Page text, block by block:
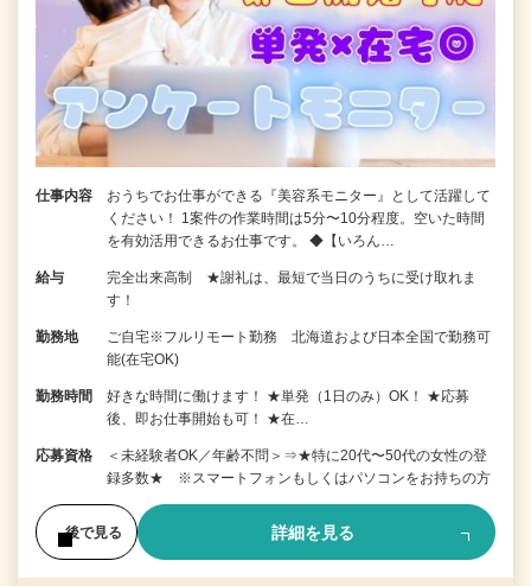
仕事内容
おうちでお仕事ができる『美容系モニター』として活躍して
ください！ 1案件の作業時間は5分〜10分程度。空いた時間
を有効活用できるお仕事です。 ◆【いろん…
給与
完全出来高制 ★謝礼は、最短で当日のうちに受け取れま
す！
勤務地
ご自宅※フルリモート勤務 北海道および日本全国で勤務可
能(在宅OK)
勤務時間
好きな時間に働けます！ ★単発（1日のみ）OK！ ★応募
後、即お仕事開始も可！ ★在…
応募資格
＜未経験者OK／年齢不問＞⇒★特に20代〜50代の女性の登
録多数★ ※スマートフォンもしくはパソコンをお持ちの方
後で見る 詳細を見る